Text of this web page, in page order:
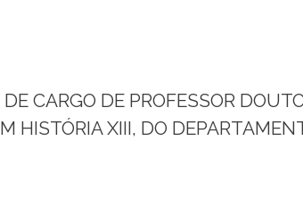
CARGO DE PROFESSOR
HISTÓRIA XIII, DO